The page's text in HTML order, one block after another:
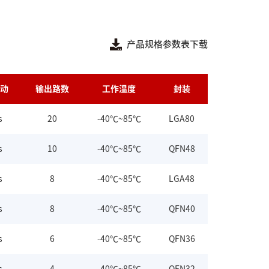
产品规格参数表下载
输出路数 工作温度 封装
20 -40℃~85℃ LGA80
10 -40℃~85℃ QFN48
8 -40℃~85℃ LGA48
8 -40℃~85℃ QFN40
6 -40℃~85℃ QFN36